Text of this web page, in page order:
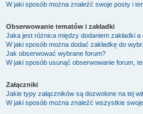
W jaki sposób można znaleźć swoje posty i
Obserwowanie tematów i zakładki
Jaka jest różnica między dodaniem zakładki
W jaki sposób można dodać zakładkę do
Jak obserwować wybrane forum?
W jaki sposób usunąć obserwowanie forum,
Załączniki
Jakie typy załączników są dozwolone na tej
W jaki sposób można znaleźć wszystkie